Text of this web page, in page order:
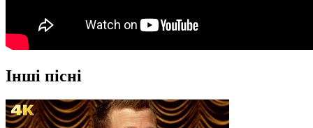
Інші пісні